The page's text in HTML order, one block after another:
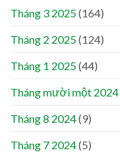
Tháng 3 2025(164)
Tháng 2 2025(124)
Tháng 1 2025(44)
Tháng mười một 2024
Tháng 8 2024(9)
Tháng 7 2024(5)